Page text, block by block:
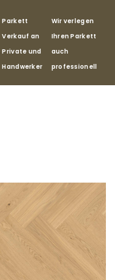
Parkett
Verkauf an
Private und
Handwerker
Wir verlegen
Ihren Parkett
auch
professionell